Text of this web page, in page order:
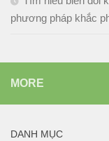
phương pháp khắc
MORE
DANH MỤC